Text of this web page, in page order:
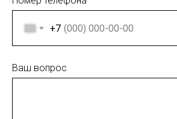
+7
Ваш вопрос